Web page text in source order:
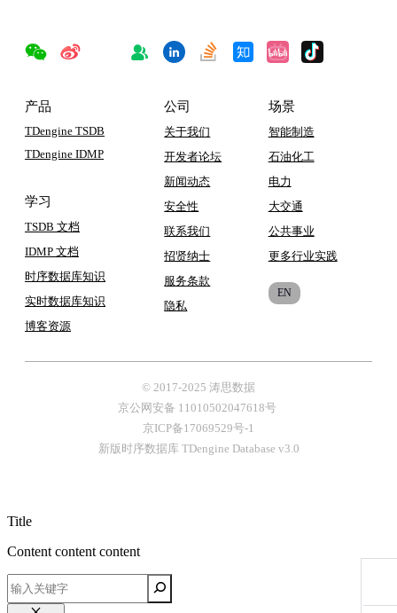
产品
TDengine TSDB
TDengine IDMP
学习
TSDB 文档
IDMP 文档
时序数据库知识
实时数据库知识
博客资源
公司
关于我们
开发者论坛
新闻动态
安全性
联系我们
招贤纳士
服务条款
隐私
场景
智能制造
石油化工
电力
大交通
公共事业
更多行业实践
EN
© 2017-2025 涛思数据
京公网安备 11010502047618号
京ICP备17069529号-1
新版时序数据库 TDengine Database v3.0
Title
Content content content